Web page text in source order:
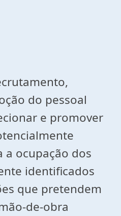
do pessoal
e promover
a ocupação dos
identificados
que pretendem
de-obra